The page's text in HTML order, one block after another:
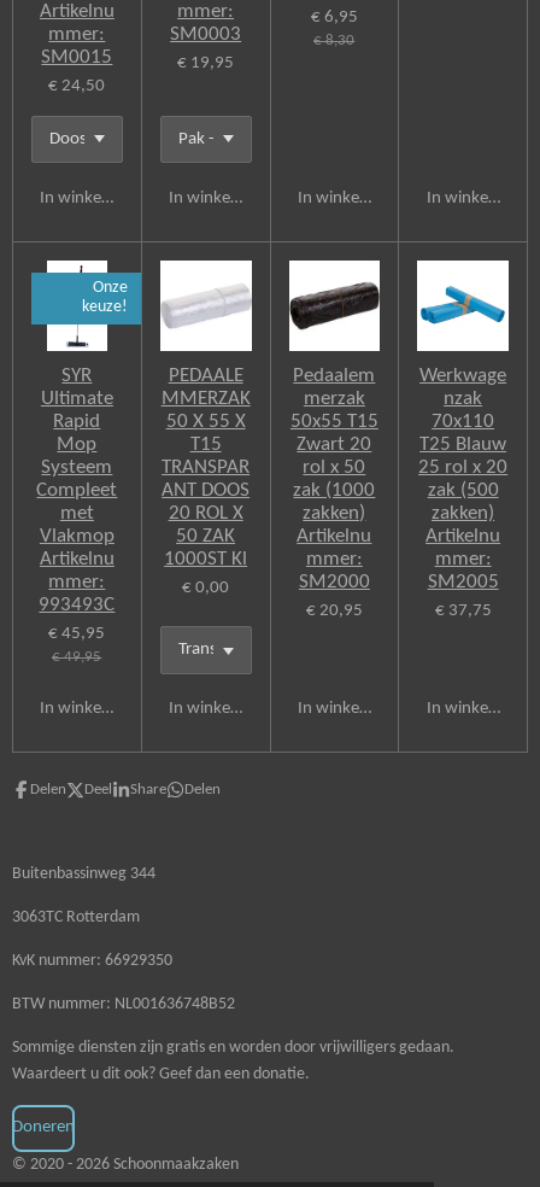
Artikelnu
mmer:
SM0015
€ 24,50
In winkelwagen
mmer:
SM0003
€ 19,95
In winkelwagen
€ 6,95
€ 8,30
In winkelwagen In winkelwagen
Onze
keuze!
SYR
Ultimate
Rapid
Mop
Systeem
Compleet
met
Vlakmop
Artikelnu
mmer:
993493C
€ 45,95
€ 49,95
In winkelwagen
PEDAALE
MMERZAK
50 X 55 X
T15
TRANSPAR
ANT DOOS
20 ROL X
50 ZAK
1000ST Kl
€ 0,00
In winkelwagen
Pedaalem
merzak
50x55 T15
Zwart 20
rol x 50
zak (1000
zakken)
Artikelnu
mmer:
SM2000
€ 20,95
In winkelwagen
Werkwage
nzak
70x110
T25 Blauw
25 rol x 20
zak (500
zakken)
Artikelnu
mmer:
SM2005
€ 37,75
In winkelwagen
Delen Deel Share Delen
Buitenbassinweg 344
3063TC Rotterdam
KvK nummer: 66929350
BTW nummer: NL001636748B52
Sommige diensten zijn gratis en worden door vrijwilligers gedaan.
Waardeert u dit ook? Geef dan een donatie.
Doneren
© 2020 - 2026 Schoonmaakzaken